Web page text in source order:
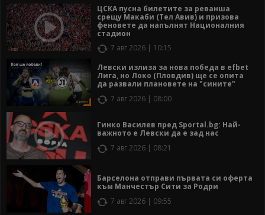
ЦСКА пусна билетите за реванша
срещу Макаби (Тел Авив) и призова
феновете да напълнят Националния
стадион
7 авг 2026 | 10:15
Левски излиза за нова победа в efbet
Лига, но Локо (Пловдив) ще се опита
да развали плановете на "сините"
7 авг 2026 | 08:00
Гинко Василев пред Sportal.bg: Най-
важното е Левски да е зад нас
7 авг 2026 | 08:21
Барселона отправи първата си оферта
към Манчестър Сити за Родри
7 авг 2026 | 09:55